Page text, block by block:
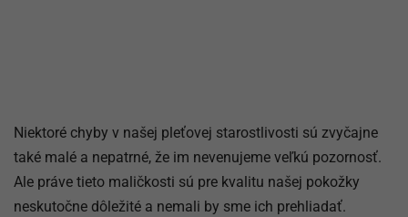
Niektoré chyby v našej pleťovej starostlivosti sú zvyčajne
také malé a nepatrné, že im nevenujeme veľkú pozornosť.
Ale práve tieto maličkosti sú pre kvalitu našej pokožky
neskutočne dôležité a nemali by sme ich prehliadať.